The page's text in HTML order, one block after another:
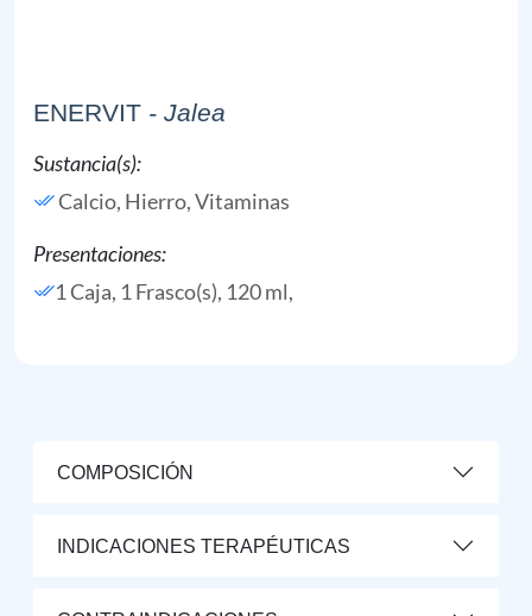
ENERVIT - Jalea
Sustancia(s):
Calcio, Hierro,Vitaminas
Presentaciones:
1 Caja, 1 Frasco(s), 120 ml,
COMPOSICIÓN
INDICACIONES TERAPÉUTICAS